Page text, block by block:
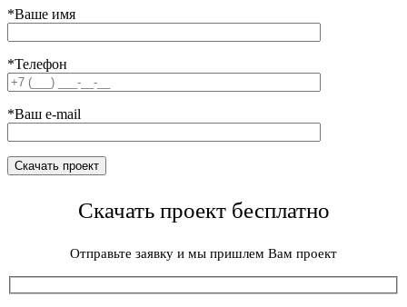
*Ваше имя
*Телефон
*Ваш e-mail
Скачать проект бесплатно
Отправьте заявку и мы пришлем Вам проект